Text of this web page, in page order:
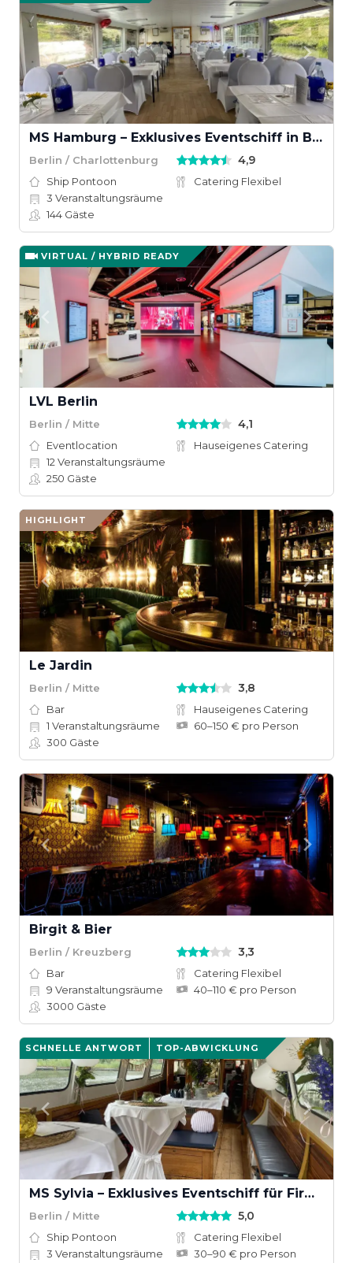
MS Hamburg – Exklusives Eventschiff in Berlin
Berlin / Charlottenburg 4,9
Ship Pontoon
Catering Flexibel
3 Veranstaltungsräume
144 Gäste
VIRTUAL / HYBRID READY
LVL Berlin
Berlin / Mitte 4,1
Eventlocation
Hauseigenes Catering
12 Veranstaltungsräume
250 Gäste
HIGHLIGHT
Le Jardin
Berlin / Mitte 3,8
Bar
Hauseigenes Catering
1 Veranstaltungsräume
60–150 € pro Person
300 Gäste
Birgit & Bier
Berlin / Kreuzberg 3,3
Bar
Catering Flexibel
9 Veranstaltungsräume
40–110 € pro Person
3000 Gäste
SCHNELLE ANTWORT TOP-ABWICKLUNG
MS Sylvia – Exklusives Eventschiff für Firmenfeiern & private Events in Berlin
Berlin / Mitte 5,0
Ship Pontoon
Catering Flexibel
3 Veranstaltungsräume
30–90 € pro Person